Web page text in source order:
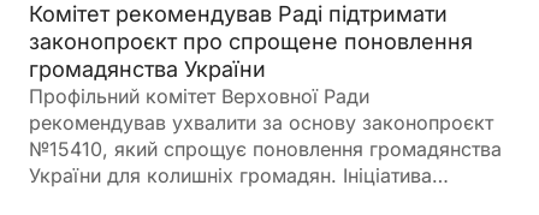
Комітет рекомендував Раді підтримати
законопроєкт про спрощене поновлення
громадянства України
Профільний комітет Верховної Ради
рекомендував ухвалити за основу законопроєкт
№15410, який спрощує поновлення громадянства
України для колишніх громадян. Ініціатива